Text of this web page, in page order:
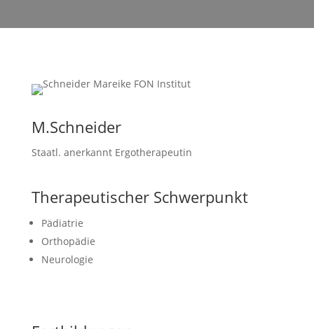
M.Schneider
Staatl. anerkannt Ergotherapeutin
Therapeutischer Schwerpunkt
Pädiatrie
Orthopädie
Neurologie